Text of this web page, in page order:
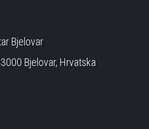
Bjelovar
Bjelovar, Hrvatska